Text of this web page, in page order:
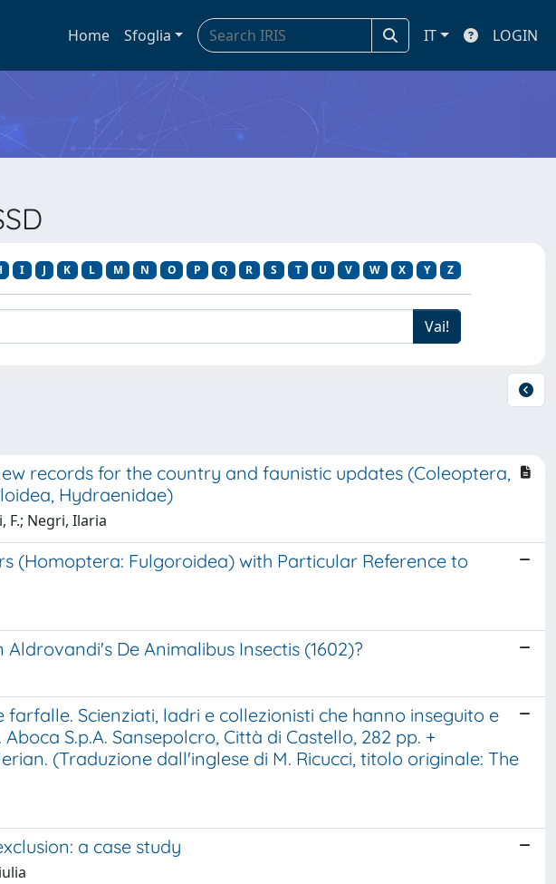
Home Sfoglia IT LOGIN
I J K L M N O P Q R S T U V W X Y Z
records for the country and faunistic updates (Coleoptera,
Hydraenidae)
F.; Negri, Ilaria
(Homoptera: Fulgoroidea) with Particular Reference to
De Animalibus Insectis (1602)?
farfalle. Scienziati, ladri e collezionisti che hanno inseguito e
S.p.A. Sansepolcro, Città di Castello, 282 pp. +
(Traduzione dall'inglese di M. Ricucci, titolo originale: The
a case study